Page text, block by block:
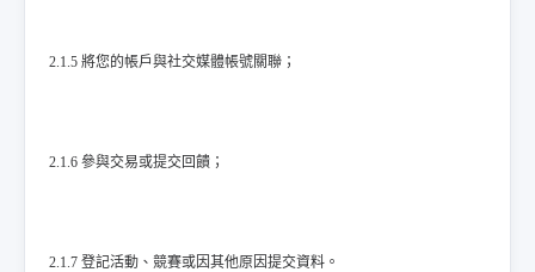
2.1.5 將您的帳戶與社交媒體帳號關聯；
2.1.6 參與交易或提交回饋；
2.1.7 登記活動、競賽或因其他原因提交資料。